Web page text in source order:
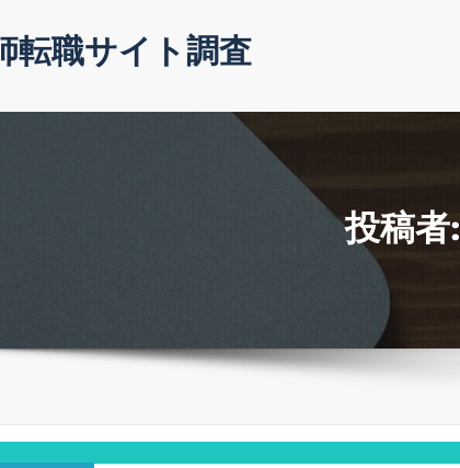
転職サイト調査
投稿者: